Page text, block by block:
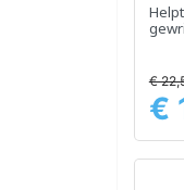
Prijs
€
€